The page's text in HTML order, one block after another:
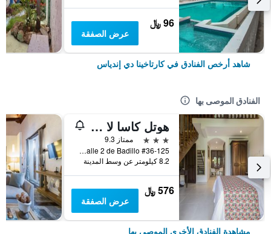
96 ﷼
عرض الصفقة
شاهد أرخص الفنادق في كارتاخينا دي إندياس
الفنادق الموصى بها
هوتل كاسا لا في باي بيسبوك كولومبيا
3 نجوم
ممتاز 9.3
Calle 2 de Badillo #36-125, كارتاخينا دي إندياس, كولومبيا
8.2 كيلومتر عن وسط المدينة
576 ﷼
عرض الصفقة
مشاهدة الفنادق الأخرى الموصى بها